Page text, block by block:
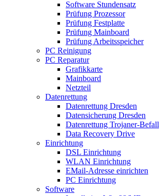
Software Stundensatz
Prüfung Prozessor
Prüfung Festplatte
Prüfung Mainboard
Prüfung Arbeitsspeicher
PC Reinigung
PC Reparatur
Grafikkarte
Mainboard
Netzteil
Datenrettung
Datenrettung Dresden
Datensicherung Dresden
Datenrettung Trojaner-Befall
Data Recovery Drive
Einrichtung
DSL Einrichtung
WLAN Einrichtung
EMail-Adresse einrichten
PC Einrichtung
Software